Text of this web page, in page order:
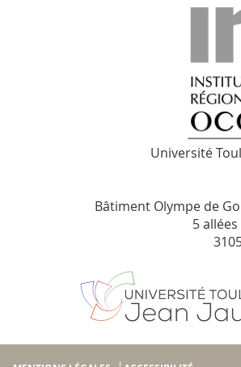
Université
Bâtiment Olympe de
5